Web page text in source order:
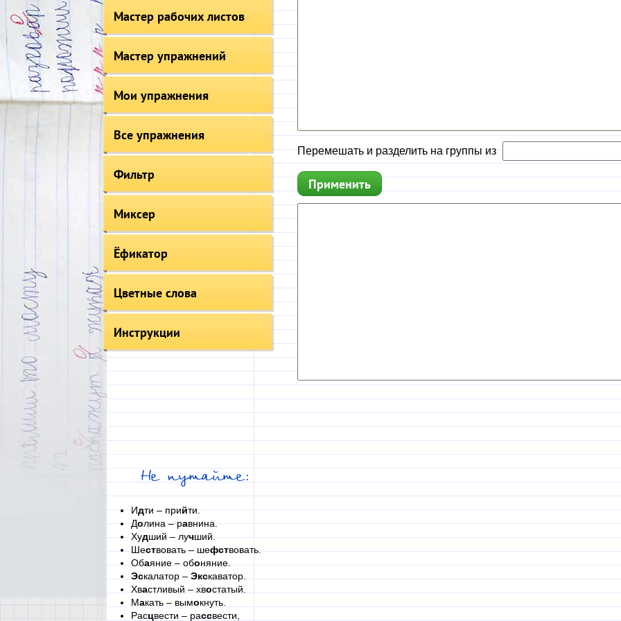
Мастер рабочих листов
Мастер упражнений
Мои упражнения
Все упражнения
Фильтр
Миксер
Ёфикатор
Цветные слова
Инструкции
Не путайте:
Идти – прийти.
Долина – равнина.
Худший – лучший.
Шествовать – шефствовать.
Обаяние – обоняние.
Эскалатор – Экскаватор.
Хвастливый – хвостатый.
Макать – вымокнуть.
Расцвести – рассвести,
Перемешать и разделить на группы из
Применить